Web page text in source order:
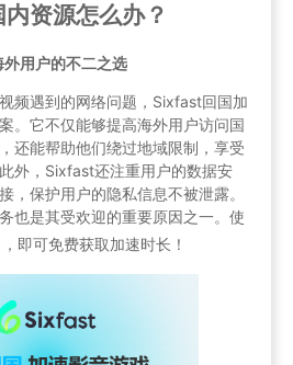
资源怎么办？
用户的不二之选
频遇到的网络问题，Sixfast回国加
。它不仅能够提高海外用户访问国
还能帮助他们绕过地域限制，享受
外，Sixfast还注重用户的数据安
，保护用户的隐私信息不被泄露。
也是其受欢迎的重要原因之一。使
，即可免费获取加速时长！